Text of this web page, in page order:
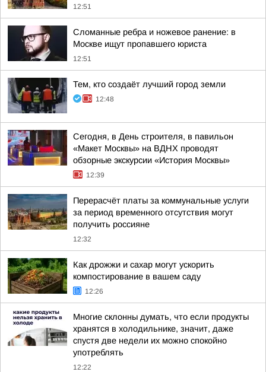
12:51
Сломанные ребра и ножевое ранение: в
Москве ищут пропавшего юриста
12:51
Тем, кто создаёт лучший город земли
12:48
Сегодня, в День строителя, в павильон
«Макет Москвы» на ВДНХ проводят
обзорные экскурсии «История Москвы»
12:39
Перерасчёт платы за коммунальные услуги
за период временного отсутствия могут
получить россияне
12:32
Как дрожжи и сахар могут ускорить
компостирование в вашем саду
12:26
Многие склонны думать, что если продукты
хранятся в холодильнике, значит, даже
спустя две недели их можно спокойно
употреблять
12:22